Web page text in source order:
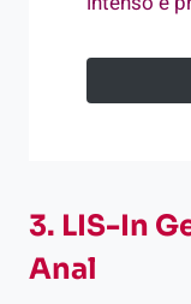
3. LIS-In
Anal